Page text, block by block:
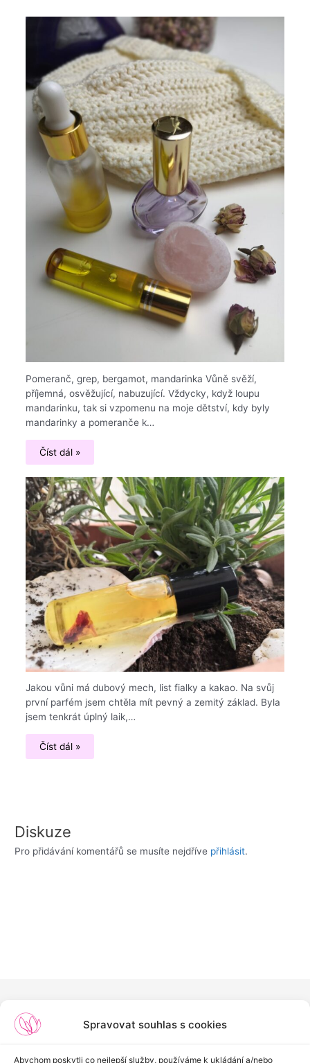
Spravovat souhlas s cookies
Abychom poskytli co nejlepší služby, používáme k ukládání a/nebo
Pomeranč, grep, bergamot, mandarinka Vůně svěží,
příjemná, osvěžující, nabuzující. Vždycky, když loupu
mandarinku, tak si vzpomenu na moje dětství, kdy byly
mandarinky a pomeranče k…
Číst dál »
Jakou vůni má dubový mech, list fialky a kakao. Na svůj
první parfém jsem chtěla mít pevný a zemitý základ. Byla
jsem tenkrát úplný laik,…
Číst dál »
Diskuze
Pro přidávání komentářů se musíte nejdříve přihlásit.